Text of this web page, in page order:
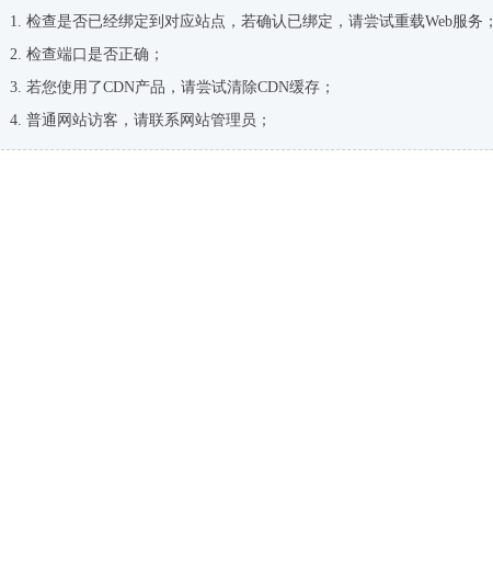
检查是否已经绑定到对应站点，若确认已绑定，请尝试重载Web服务；
检查端口是否正确；
若您使用了CDN产品，请尝试清除CDN缓存；
普通网站访客，请联系网站管理员；